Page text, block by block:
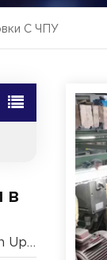
С ЧПУ
В
Guide)